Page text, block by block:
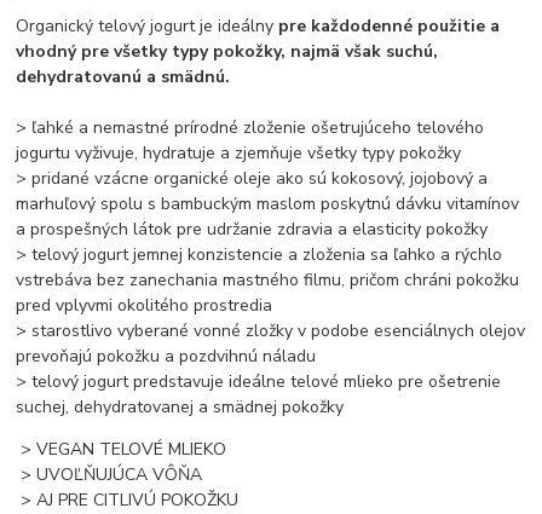
Organický telový jogurt je ideálny pre každodenné použitie a
vhodný pre všetky typy pokožky, najmä však suchú,
dehydratovanú a smädnú.
> ľahké a nemastné prírodné zloženie ošetrujúceho telového
jogurtu vyživuje, hydratuje a zjemňuje všetky typy pokožky
> pridané vzácne organické oleje ako sú kokosový, jojobový a
marhuľový spolu s bambuckým maslom poskytnú dávku vitamínov
a prospešných látok pre udržanie zdravia a elasticity pokožky
> telový jogurt jemnej konzistencie a zloženia sa ľahko a rýchlo
vstrebáva bez zanechania mastného filmu, pričom chráni pokožku
pred vplyvmi okolitého prostredia
> starostlivo vyberané vonné zložky v podobe esenciálnych olejov
prevoňajú pokožku a pozdvihnú náladu
> telový jogurt predstavuje ideálne telové mlieko pre ošetrenie
suchej, dehydratovanej a smädnej pokožky
> VEGAN TELOVÉ MLIEKO
> UVOĽŇUJÚCA VÔŇA
> AJ PRE CITLIVÚ POKOŽKU